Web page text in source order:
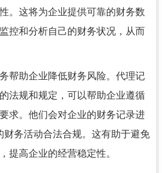
。这将为企业提供可靠的财务数
控和分析自己的财务状况，从而
帮助企业降低财务风险。代理记
法规和规定，可以帮助企业遵循
求。他们会对企业的财务记录进
财务活动合法合规。这有助于避免
提高企业的经营稳定性。